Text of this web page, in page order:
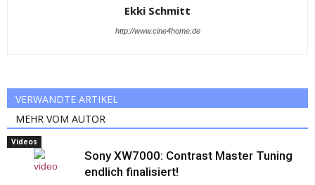
Ekki Schmitt
http://www.cine4home.de
VERWANDTE ARTIKEL
MEHR VOM AUTOR
Videos
Sony XW7000: Contrast Master Tuning
endlich finalisiert!